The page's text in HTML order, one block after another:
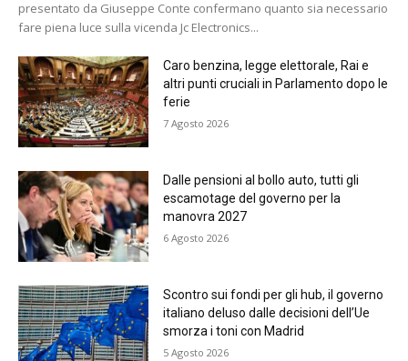
presentato da Giuseppe Conte confermano quanto sia necessario
fare piena luce sulla vicenda Jc Electronics...
Caro benzina, legge elettorale, Rai e
altri punti cruciali in Parlamento dopo le
ferie
7 Agosto 2026
Dalle pensioni al bollo auto, tutti gli
escamotage del governo per la
manovra 2027
6 Agosto 2026
Scontro sui fondi per gli hub, il governo
italiano deluso dalle decisioni dell’Ue
smorza i toni con Madrid
5 Agosto 2026